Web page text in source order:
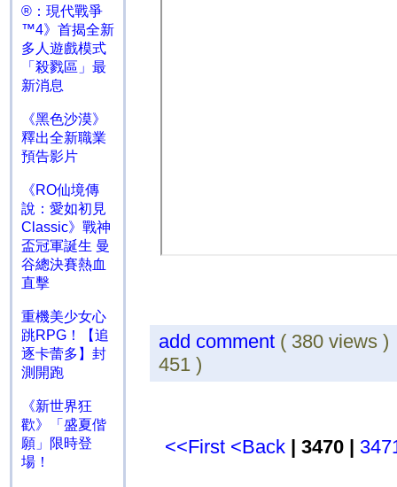
®：現代戰爭
™4》首揭全新
多人遊戲模式
「殺戮區」最
新消息
《黑色沙漠》
釋出全新職業
預告影片
《RO仙境傳
說：愛如初見
Classic》戰神
盃冠軍誕生 曼
谷總決賽熱血
直擊
重機美少女心
跳RPG！【追
逐卡蕾多】封
測開跑
《新世界狂
歡》「盛夏偕
願」限時登
場！
add comment ( 380
451 )
<<First <Back | 3470 |